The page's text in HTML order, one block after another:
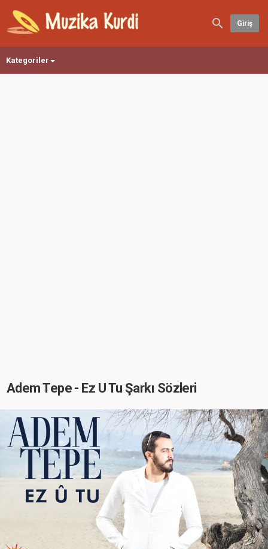
Giriş
Kategoriler
Adem Tepe - Ez U Tu Şarkı Sözleri
Play